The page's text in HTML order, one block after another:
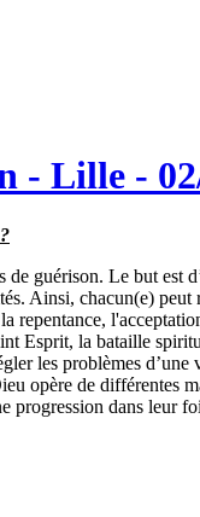
- Lille -
guérison. Le but est
Ainsi, chacun(e)
repentance,
Esprit, la bataille
les problèmes
opère de différentes
progression dans leur